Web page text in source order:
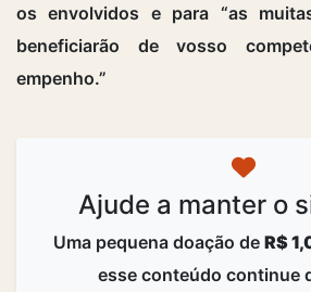
os envolvidos e para “as
beneficiarão de vosso
empenho.”
Ajude a manter o
Uma pequena doação de R$
esse conteúdo continue